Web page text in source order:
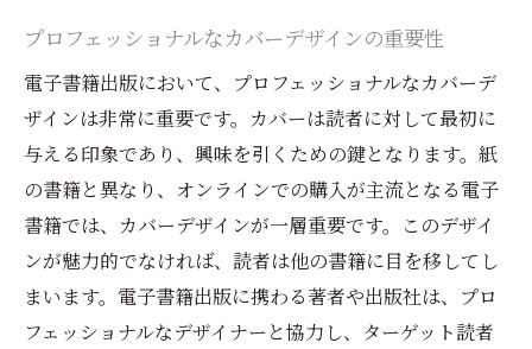
プロフェッショナルなカバーデザインの重要性
電子書籍出版において、プロフェッショナルなカバーデ
ザインは非常に重要です。カバーは読者に対して最初に
与える印象であり、興味を引くための鍵となります。紙
の書籍と異なり、オンラインでの購入が主流となる電子
書籍では、カバーデザインが一層重要です。このデザイ
ンが魅力的でなければ、読者は他の書籍に目を移してし
まいます。電子書籍出版に携わる著者や出版社は、プロ
フェッショナルなデザイナーと協力し、ターゲット読者